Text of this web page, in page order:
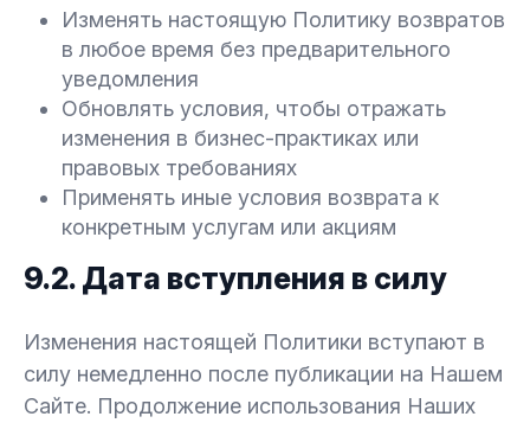
Изменять настоящую Политику возвратов
в любое время без предварительного
уведомления
Обновлять условия, чтобы отражать
изменения в бизнес-практиках или
правовых требованиях
Применять иные условия возврата к
конкретным услугам или акциям
9.2. Дата вступления в силу
Изменения настоящей Политики вступают в
силу немедленно после публикации на Нашем
Сайте. Продолжение использования Наших